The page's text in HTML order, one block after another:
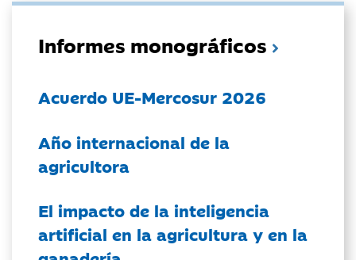
Informes monográficos
Acuerdo UE-Mercosur 2026
Año internacional de la
agricultora
El impacto de la inteligencia
artificial en la agricultura y en la